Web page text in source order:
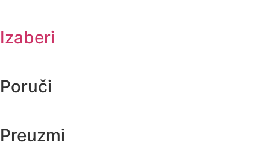
Izaberi
Poruči
Preuzmi